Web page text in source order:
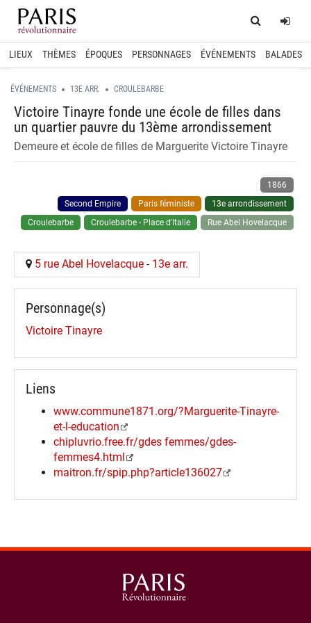
Home
LIEUX THÈMES ÉPOQUES PERSONNAGES ÉVÉNEMENTS BALADES
ÉVÉNEMENTS 13E ARR. CROULEBARBE
Victoire Tinayre fonde une école de filles dans
un quartier pauvre du 13ème arrondissement
Demeure et école de filles de Marguerite Victoire Tinayre
1866
Second Empire
Paris féministe
13e arrondissement
Croulebarbe
Croulebarbe - Place d'Italie Rue Abel Hovelacque
5 rue Abel Hovelacque - 13e arr.
Personnage(s)
Victoire Tinayre
Liens
www.commune1871.org/?Marguerite-Tinayre-
et-l-education
chipluvrio.free.fr/gdes femmes/gdes-
femmes4.html
maitron.fr/spip.php?article136027